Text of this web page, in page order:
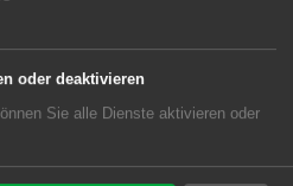
oder deaktivieren
Sie alle Dienste aktivieren oder